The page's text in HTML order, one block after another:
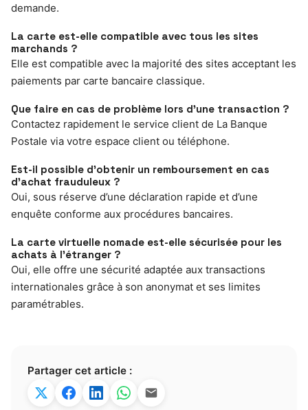
demande.
La carte est-elle compatible avec tous les sites
marchands ?
Elle est compatible avec la majorité des sites acceptant les
paiements par carte bancaire classique.
Que faire en cas de problème lors d’une transaction ?
Contactez rapidement le service client de La Banque
Postale via votre espace client ou téléphone.
Est-il possible d’obtenir un remboursement en cas
d’achat frauduleux ?
Oui, sous réserve d’une déclaration rapide et d’une
enquête conforme aux procédures bancaires.
La carte virtuelle nomade est-elle sécurisée pour les
achats à l’étranger ?
Oui, elle offre une sécurité adaptée aux transactions
internationales grâce à son anonymat et ses limites
paramétrables.
Partager cet article :